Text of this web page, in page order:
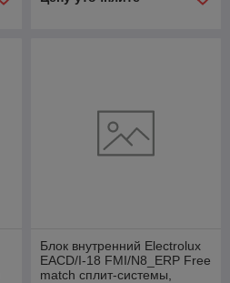
Блок внутренний Electrolux
EACD/I-18 FMI/N8_ERP Free
match сплит-системы,